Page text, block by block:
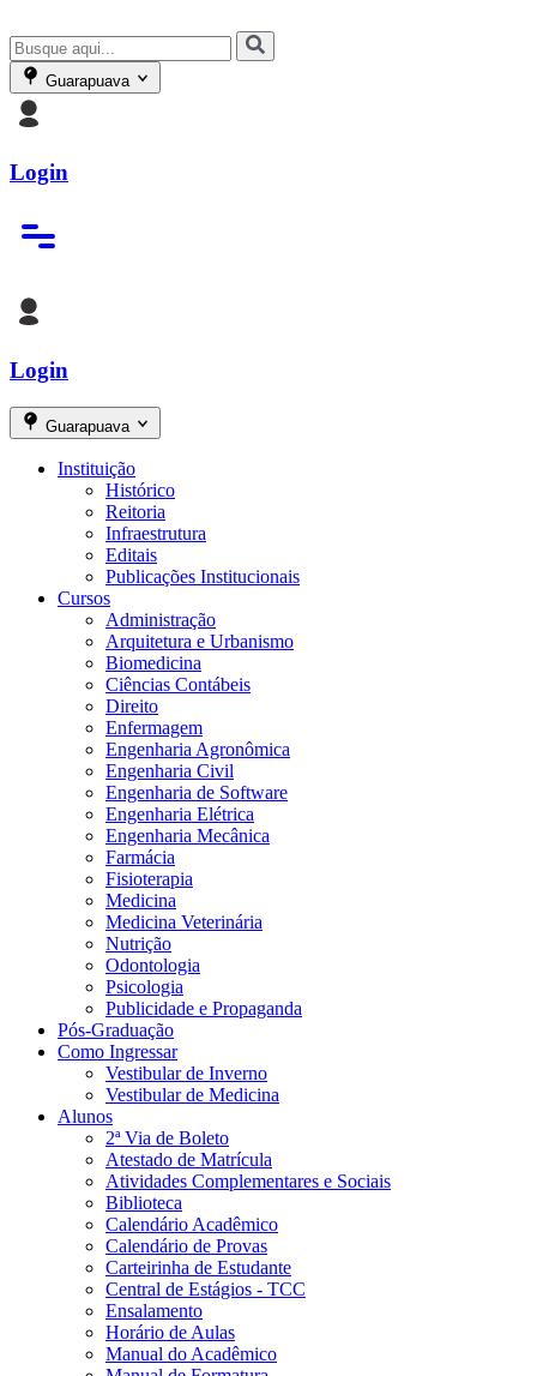
Guarapuava
Login
Login
Guarapuava
Instituição
Histórico
Reitoria
Infraestrutura
Editais
Publicações Institucionais
Cursos
Administração
Arquitetura e Urbanismo
Biomedicina
Ciências Contábeis
Direito
Enfermagem
Engenharia Agronômica
Engenharia Civil
Engenharia de Software
Engenharia Elétrica
Engenharia Mecânica
Farmácia
Fisioterapia
Medicina
Medicina Veterinária
Nutrição
Odontologia
Psicologia
Publicidade e Propaganda
Pós-Graduação
Como Ingressar
Vestibular de Inverno
Vestibular de Medicina
Alunos
2ª Via de Boleto
Atestado de Matrícula
Atividades Complementares e Sociais
Biblioteca
Calendário Acadêmico
Calendário de Provas
Carteirinha de Estudante
Central de Estágios - TCC
Ensalamento
Horário de Aulas
Manual do Acadêmico